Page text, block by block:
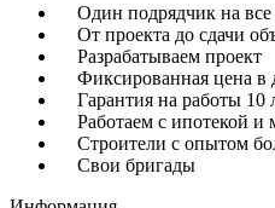
Один подрядчик на
От проекта до сдачи
Разрабатываем проект
Фиксированная цена в
Гарантия на работы 10
Работаем с ипотекой и
Строители с опытом
Свои бригады